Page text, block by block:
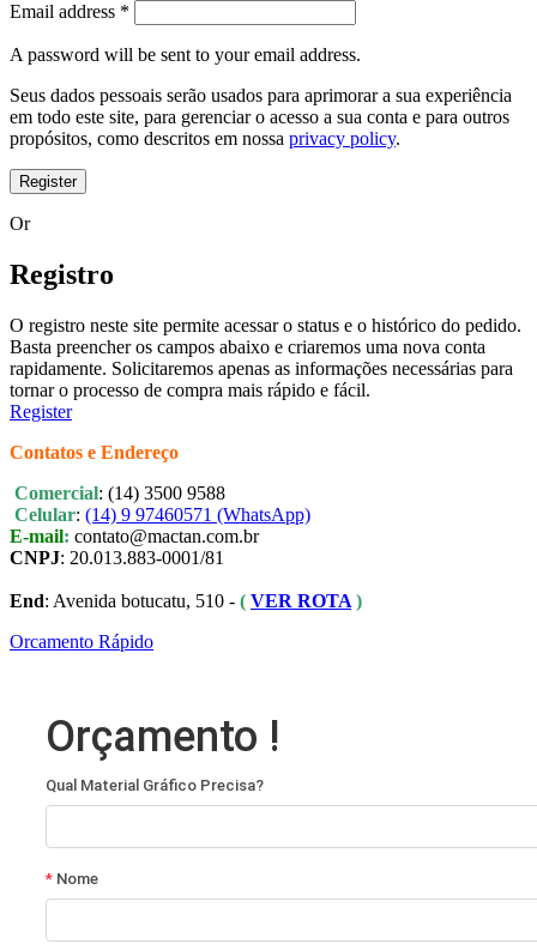
Email address *
A password will be sent to your email address.
Seus dados pessoais serão usados para aprimorar a sua experiência
em todo este site, para gerenciar o acesso a sua conta e para outros
propósitos, como descritos em nossa privacy policy.
Register
Or
Registro
O registro neste site permite acessar o status e o histórico do pedido.
Basta preencher os campos abaixo e criaremos uma nova conta
rapidamente. Solicitaremos apenas as informações necessárias para
tornar o processo de compra mais rápido e fácil.
Register
Contatos e Endereço
Comercial: (14) 3500 9588
Celular: (14) 9 97460571 (WhatsApp)
E-mail: contato@mactan.com.br
CNPJ: 20.013.883-0001/81
End: Avenida botucatu, 510 - ( VER ROTA )
Orcamento Rápido